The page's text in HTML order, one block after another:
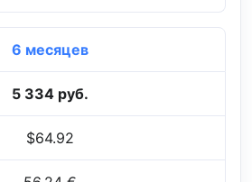
6 месяцев
5 334 руб.
$64.92